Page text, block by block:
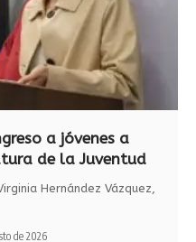
a jóvenes a
de la Juventud
Hernández Vázquez,
de 2026